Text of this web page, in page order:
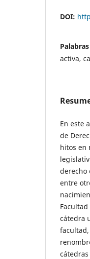
DOI:
activa,
En este
de
hitos en
derecho
entre
cátedra